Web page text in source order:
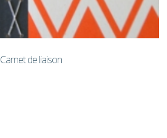
Carnet de liaison